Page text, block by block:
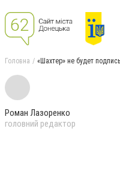
Головна «Шахтер» не будет
Роман Лазоренко
головний редактор